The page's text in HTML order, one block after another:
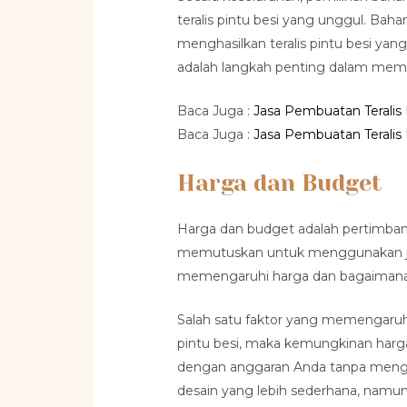
teralis pintu besi yang unggul.
menghasilkan teralis pintu besi
adalah langkah penting dalam
Baca Juga :Jasa Pembuatan
Baca Juga :Jasa Pembuatan
Harga dan Budget
Harga dan budget adalah
memutuskan untuk menggunakan
memengaruhi harga dan
Salah satu faktor yang
pintu besi, maka kemungkinan
dengan anggaran Anda tanpa
desain yang lebih sederhana,